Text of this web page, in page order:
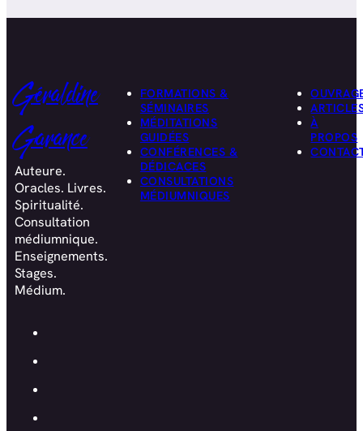
Géraldine
Garance
Auteure.
Oracles. Livres.
Spiritualité.
Consultation
médiumnique.
Enseignements.
Stages.
Médium.
FORMATIONS &
SÉMINAIRES
MÉDITATIONS
GUIDÉES
CONFÉRENCES &
DÉDICACES
CONSULTATIONS
MÉDIUMNIQUES
À
PROPOS